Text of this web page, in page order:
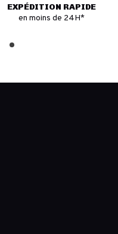
EXPÉDITION RAPIDE
en moins de 24H*